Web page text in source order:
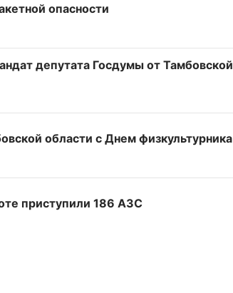
опасности
депутата Госдумы от Тамбовской
области с Днем физкультурника
приступили 186 АЗС